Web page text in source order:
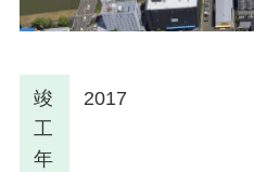
竣
工
年
2017